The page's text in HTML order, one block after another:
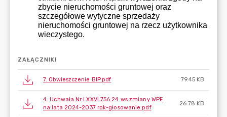
ZAŁĄCZNIKI
7. Obwieszczenie BIP.pdf 79.45 KB
4. Uchwała Nr LXXVI.756.24 ws zmiany WPF
na lata 2024-2037 rok-głosowanie.pdf
26.78 KB